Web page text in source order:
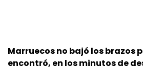
Marruecos no bajó los brazos
encontró, en los minutos de